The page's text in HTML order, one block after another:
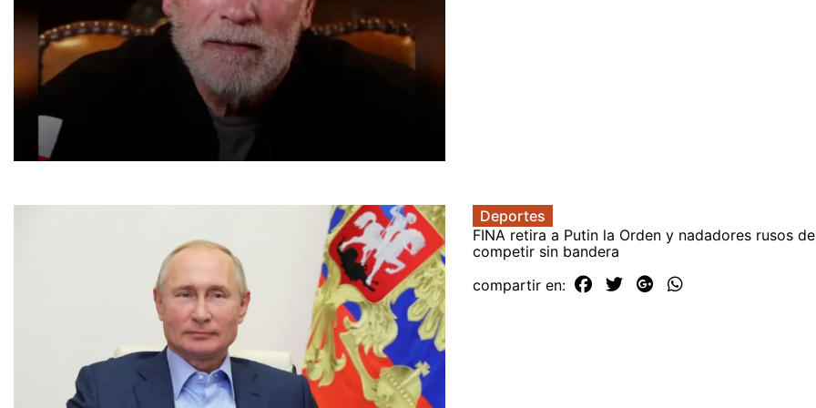
Deportes
FINA retira a Putin la Orden y nadadores rusos
competir sin bandera
compartir en: